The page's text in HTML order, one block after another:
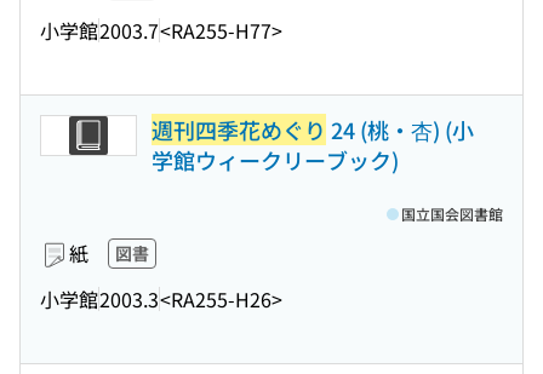
小学館2003.7<RA255-H77>
週刊四季花めぐり 24 (桃・杏) (小
学館ウィークリーブック)
紙 図書
小学館2003.3<RA255-H26>
国立国会図書館